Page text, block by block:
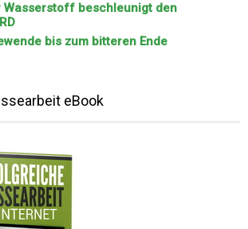
Wasserstoff beschleunigt den
bis zum bitteren Ende
eBook